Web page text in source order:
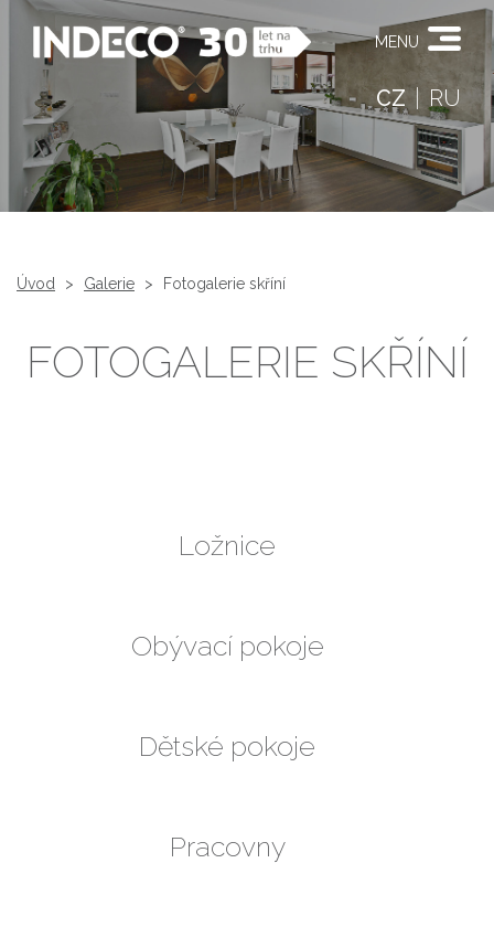
MENU
CZ RU
Úvod > Galerie > Fotogalerie skříní
FOTOGALERIE SKŘÍNÍ
Ložnice
Obývací pokoje
Dětské pokoje
Pracovny